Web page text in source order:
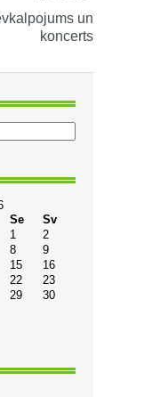
un
koncerts
Se
Sv
1
2
8
9
15
16
22
23
29
30